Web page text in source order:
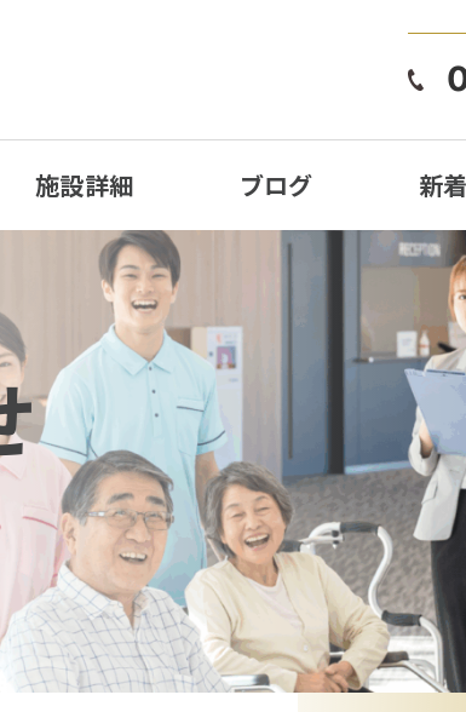
施設詳細 ブログ 新